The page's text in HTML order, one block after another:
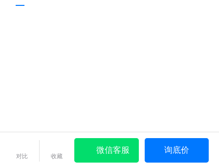
对比 收藏
微信客服 询底价